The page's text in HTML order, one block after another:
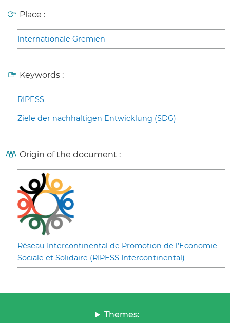
Place :
Internationale Gremien
Keywords :
RIPESS
Ziele der nachhaltigen Entwicklung (SDG)
Origin of the document :
Réseau Intercontinental de Promotion de l’Economie
Sociale et Solidaire (RIPESS Intercontinental)
Themes: